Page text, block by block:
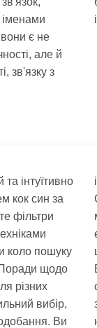
іменами
є не
але й
зв'язку з
інтуїтивно
кок син за
фільтри
коло пошуку
щодо
різних
вибір,
Ви